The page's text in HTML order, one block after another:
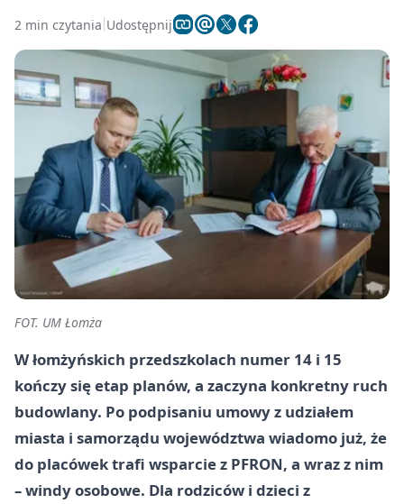
2 min czytania Udostępnij
FOT. UM Łomża
W łomżyńskich przedszkolach numer 14 i 15
kończy się etap planów, a zaczyna konkretny ruch
budowlany. Po podpisaniu umowy z udziałem
miasta i samorządu województwa wiadomo już, że
do placówek trafi wsparcie z PFRON, a wraz z nim
– windy osobowe. Dla rodziców i dzieci z